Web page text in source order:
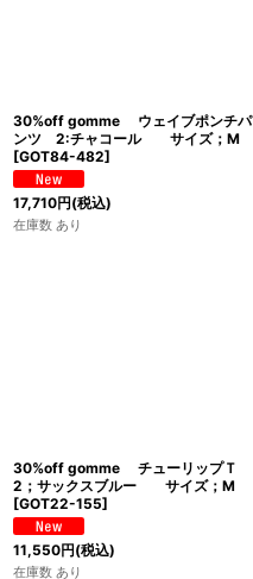
30%off gomme ウェイブポンチパ
ンツ 2:チャコール サイズ；M
[GOT84-482]
17,710円(税込)
在庫数 あり
30%off gomme チューリップＴ
2；サックスブルー サイズ；M
[GOT22-155]
11,550円(税込)
在庫数 あり